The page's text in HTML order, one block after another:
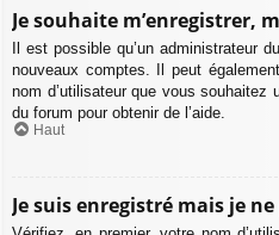
Je souhaite m’enregistrer,
Il est possible qu’un administrateur
nouveaux comptes. Il peut
nom d’utilisateur que vous souhaitez
du forum pour obtenir de l’aide.
Haut
Je suis enregistré mais je